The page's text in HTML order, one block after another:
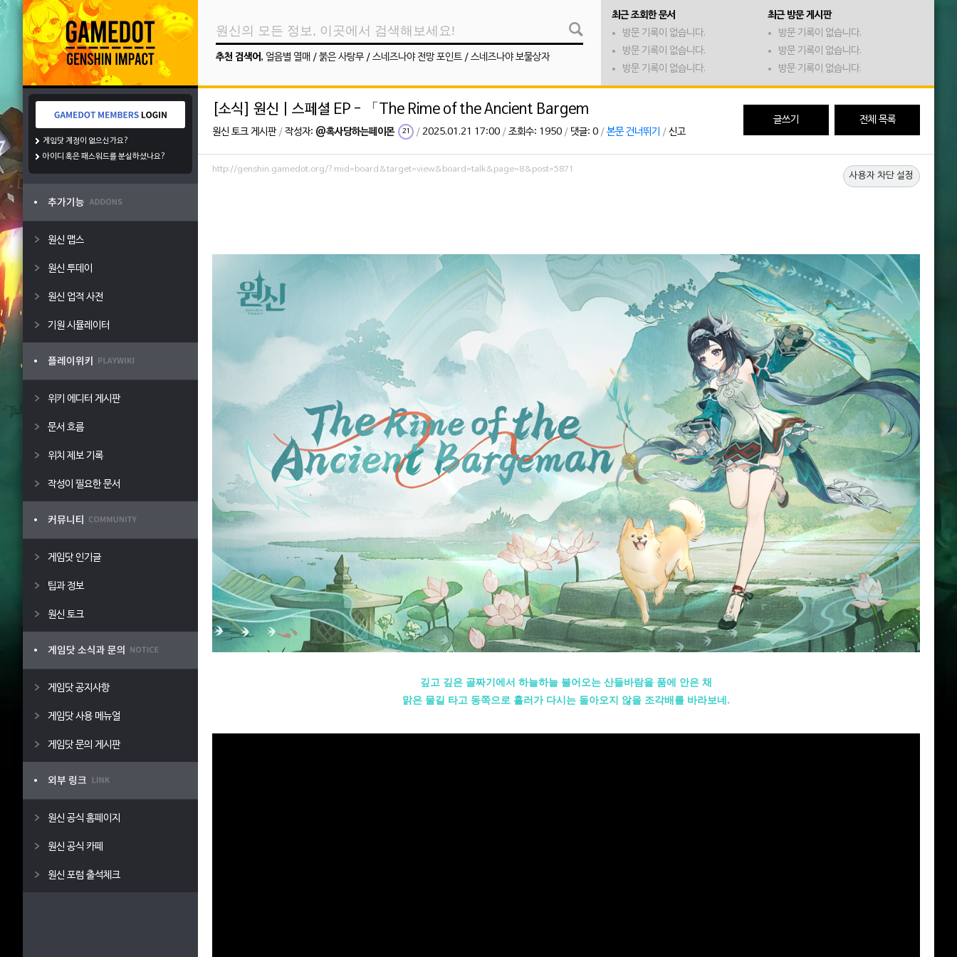
게임닷 계정이 없으신가요?
아이디 혹은 패스워드를 분실하셨나요?
원신 맵스
원신 투데이
원신 업적 사전
기원 시뮬레이터
위키 에디터 게시판
문서 흐름
위치 제보 기록
작성이 필요한 문서
게임닷 인기글
팁과 정보
원신 토크
게임닷 공지사항
게임닷 사용 메뉴얼
게임닷 문의 게시판
원신 공식 홈페이지
원신 공식 카페
원신 포럼 출석체크
추천 검색어 , 얼음별 열매 / 붉은 사탕무 / 스네즈나야 전망 포인트 / 스네즈나야 보물상자
최근 조회한 문서
방문 기록이 없습니다.
방문 기록이 없습니다.
방문 기록이 없습니다.
최근 방문 게시판
방문 기록이 없습니다.
방문 기록이 없습니다.
방문 기록이 없습니다.
[소식] 원신 | 스페셜 EP - 「The Rime of the Ancient Bargem
원신 토크 게시판/ 작성자: @혹사당하는페이몬 21 / 2025.01.21 17:00 / 조회수: 1950 / 댓글: 0 / 본문 건너뛰기 / 신고
글쓰기 전체 목록
http://genshin.gamedot.org/?mid=board&target=view&board=talk&page=8&post=5871
사용자 차단 설정
깊고 깊은 골짜기에서 하늘하늘 불어오는 산들바람을 품에 안은 채
맑은 물길 타고 동쪽으로 흘러가 다시는 돌아오지 않을 조각배를 바라보네.